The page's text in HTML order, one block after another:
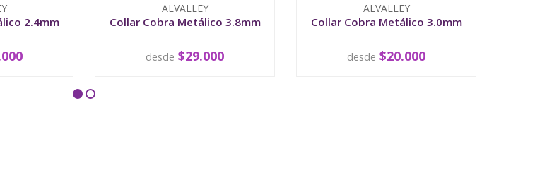
2.4mm
ALVALLEY
Collar Cobra Metálico 3.8mm
VER OPCIONES
desde $29.000
ALVALLEY
Collar Cobra Metálico 3.0mm
VER OPCIONES
desde $20.000